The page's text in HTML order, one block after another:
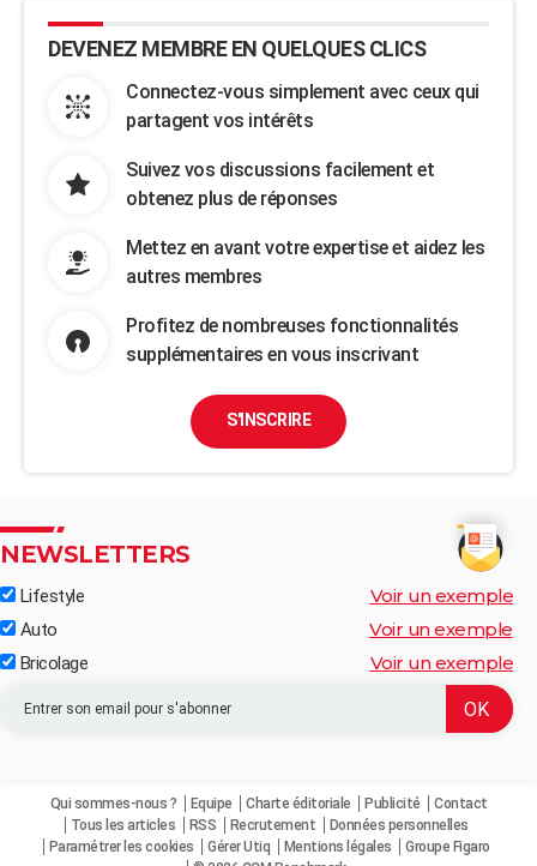
DEVENEZ MEMBRE EN QUELQUES CLICS
Connectez-vous simplement avec ceux qui
partagent vos intérêts
Suivez vos discussions facilement et
obtenez plus de réponses
Mettez en avant votre expertise et aidez les
autres membres
Profitez de nombreuses fonctionnalités
supplémentaires en vous inscrivant
S'INSCRIRE
NEWSLETTERS
Lifestyle Voir un exemple
Auto Voir un exemple
Bricolage Voir un exemple
Qui sommes-nous ? Equipe Charte éditoriale Publicité
Contact
Tous les articles
RSS Recrutement
Données personnelles
Paramétrer les cookies
Gérer Utiq Mentions légales
Groupe Figaro